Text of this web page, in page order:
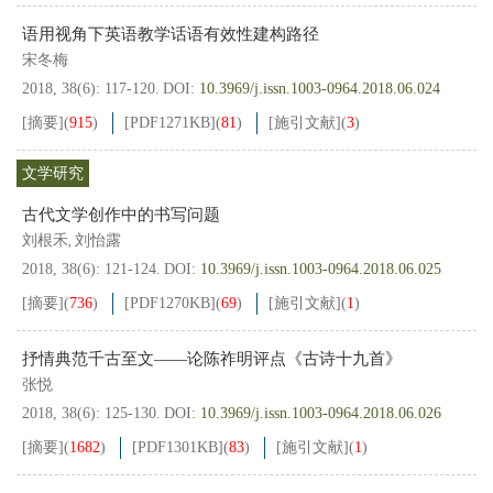
语用视角下英语教学话语有效性建构路径
宋冬梅
2018, 38(6): 117-120. DOI: 10.3969/j.issn.1003-0964.2018.06.024
[摘要](915) [PDF1271KB](81) [施引文献](3)
文学研究
古代文学创作中的书写问题
刘根禾, 刘怡露
2018, 38(6): 121-124. DOI: 10.3969/j.issn.1003-0964.2018.06.025
[摘要](736) [PDF1270KB](69) [施引文献](1)
抒情典范千古至文——论陈祚明评点《古诗十九首》
张悦
2018, 38(6): 125-130. DOI: 10.3969/j.issn.1003-0964.2018.06.026
[摘要](1682) [PDF1301KB](83) [施引文献](1)